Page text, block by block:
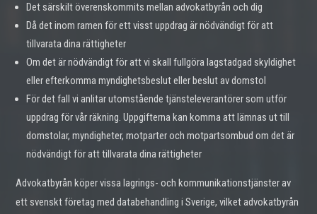
Det särskilt överenskommits mellan advokatbyrån och dig
Då det inom ramen för ett visst uppdrag är nödvändigt för att
tillvarata dina rättigheter
Om det är nödvändigt för att vi skall fullgöra lagstadgad skyldighet
eller efterkomma myndighetsbeslut eller beslut av domstol
För det fall vi anlitar utomstående tjänsteleverantörer som utför
uppdrag för vår räkning. Uppgifterna kan komma att lämnas ut till
domstolar, myndigheter, motparter och motpartsombud om det är
nödvändigt för att tillvarata dina rättigheter
Advokatbyrån köper vissa lagrings- och kommunikationstjänster av
ett svenskt företag med databehandling i Sverige, vilket advokatbyrån